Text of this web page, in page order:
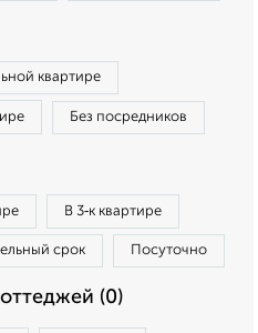
квартире
Без посредников
В 3‑к квартире
срок Посуточно
(0)